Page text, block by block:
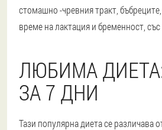
стомашно -чревния тракт,
време на лактация и бременност,
ЛЮБИМА
ЗА 7 ДНИ
Тази популярна диета се различава